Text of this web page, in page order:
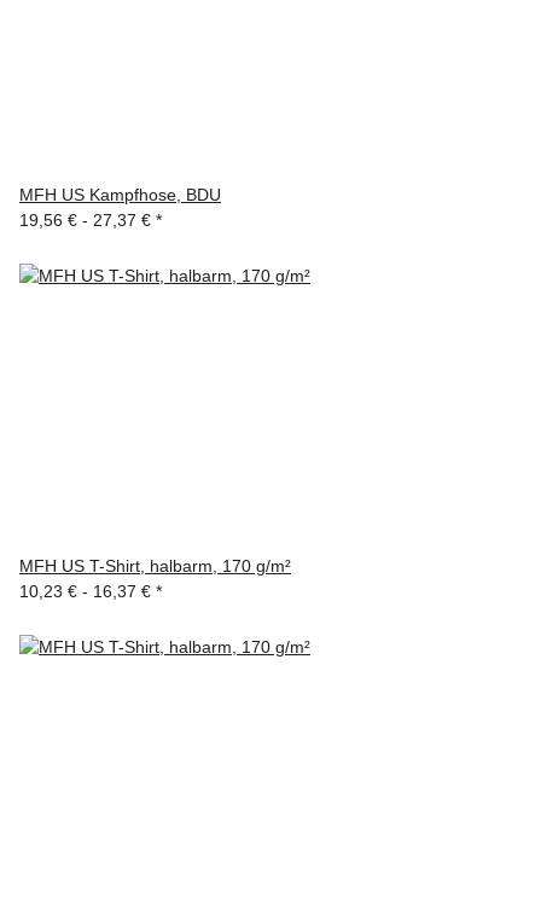
MFH US Kampfhose, BDU
19,56 € - 27,37 € *
MFH US T-Shirt, halbarm, 170 g/m²
10,23 € - 16,37 € *